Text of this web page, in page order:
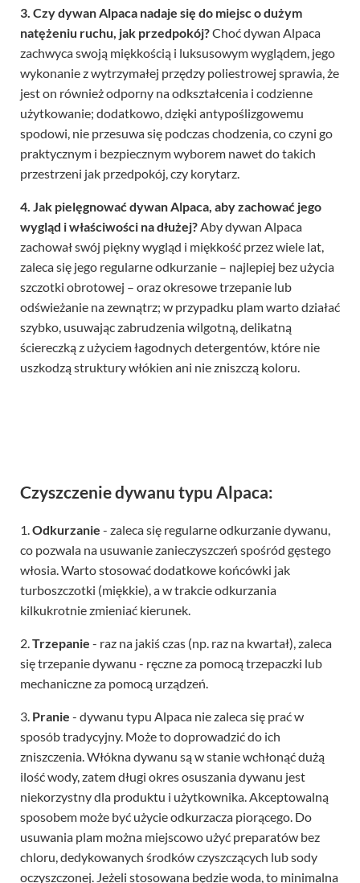
3. Czy dywan Alpaca nadaje się do miejsc o dużym
natężeniu ruchu, jak przedpokój?Choć dywan Alpaca
zachwyca swoją miękkością i luksusowym wyglądem, jego
wykonanie z wytrzymałej przędzy poliestrowej sprawia, że
jest on również odporny na odkształcenia i codzienne
użytkowanie; dodatkowo, dzięki antypoślizgowemu
spodowi, nie przesuwa się podczas chodzenia, co czyni go
praktycznym i bezpiecznym wyborem nawet do takich
przestrzeni jak przedpokój, czy korytarz.
4. Jak pielęgnować dywan Alpaca, aby zachować jego
wygląd i właściwości na dłużej?Aby dywan Alpaca
zachował swój piękny wygląd i miękkość przez wiele lat,
zaleca się jego regularne odkurzanie – najlepiej bez użycia
szczotki obrotowej – oraz okresowe trzepanie lub
odświeżanie na zewnątrz; w przypadku plam warto działać
szybko, usuwając zabrudzenia wilgotną, delikatną
ściereczką z użyciem łagodnych detergentów, które nie
uszkodzą struktury włókien ani nie zniszczą koloru.
Czyszczenie dywanu typu Alpaca:
1.Odkurzanie - zaleca się regularne odkurzanie dywanu,
co pozwala na usuwanie zanieczyszczeń spośród gęstego
włosia. Warto stosować dodatkowe końcówki jak
turboszczotki (miękkie), a w trakcie odkurzania
kilkukrotnie zmieniać kierunek.
2.Trzepanie - raz na jakiś czas (np. raz na kwartał), zaleca
się trzepanie dywanu - ręczne za pomocą trzepaczki lub
mechaniczne za pomocą urządzeń.
3. Pranie - dywanu typu Alpaca nie zaleca się prać w
sposób tradycyjny. Może to doprowadzić do ich
zniszczenia. Włókna dywanu są w stanie wchłonąć dużą
ilość wody, zatem długi okres osuszania dywanu jest
niekorzystny dla produktu i użytkownika. Akceptowalną
sposobem może być użycie odkurzacza piorącego. Do
usuwania plam można miejscowo użyć preparatów bez
chloru, dedykowanych środków czyszczących lub sody
oczyszczonej. Jeżeli stosowana będzie woda, to minimalna